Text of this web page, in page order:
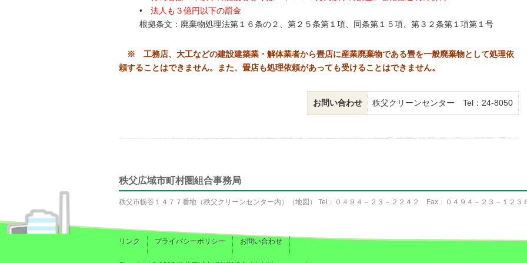
• 法人も３億円以下の罰金
根拠条文：廃棄物処理法第１６条の２、第２５条第１項、同条第１５項、第３２条第１項第１号
※ 工務店、大工などの建設建築業・解体業者から畳店に産業廃棄物である畳を一般廃棄物として処理依
頼することはできません。また、畳店も処理依頼があっても受けることはできません。
お問い合わせ 秩父クリーンセンター Tel：24-8050
秩父広域市町村圏組合事務局
秩父市栃谷１４７７番地（秩父クリーンセンター内）（地図 ） Tel：０４９４－２３－２２４２ Fax：０４９４－２３－１２３
リンク プライバシーポリシー お問い合わせ